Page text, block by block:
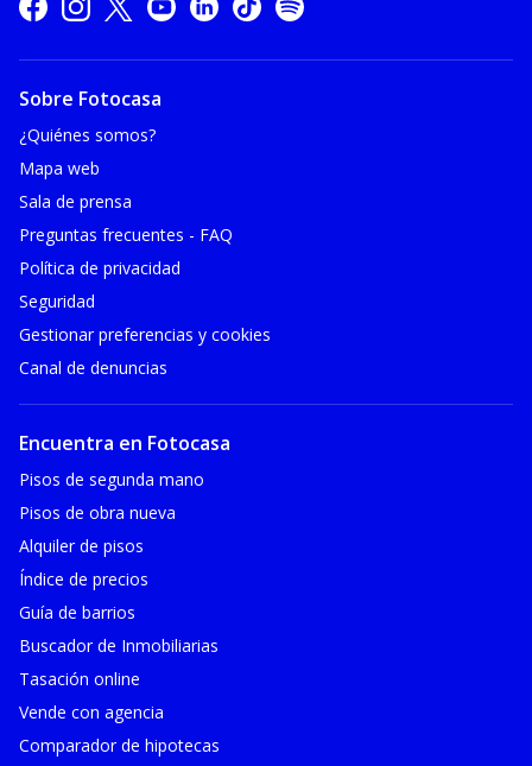
Sobre Fotocasa
¿Quiénes somos?
Mapa web
Sala de prensa
Preguntas frecuentes - FAQ
Política de privacidad
Seguridad
Gestionar preferencias y cookies
Canal de denuncias
Encuentra en Fotocasa
Pisos de segunda mano
Pisos de obra nueva
Alquiler de pisos
Índice de precios
Guía de barrios
Buscador de Inmobiliarias
Tasación online
Vende con agencia
Comparador de hipotecas